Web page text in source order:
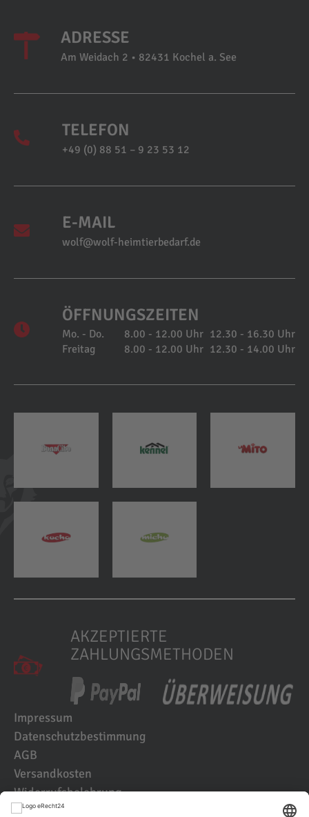
ADRESSE
Am Weidach 2 • 82431 Kochel a. See
TELEFON
+49 (0) 88 51 – 9 23 53 12
E-MAIL
wolf@wolf-heimtierbedarf.de
ÖFFNUNGSZEITEN
Mo. - Do. 8.00 - 12.00 Uhr 12.30 - 16.30 Uhr
Freitag
8.00 - 12.00 Uhr 12.30 - 14.00 Uhr
AKZEPTIERTE
ZAHLUNGSMETHODEN
Impressum
Datenschutzbestimmung
AGB
Versandkosten
Widerrufsbelehrung
Kundenbewertungen